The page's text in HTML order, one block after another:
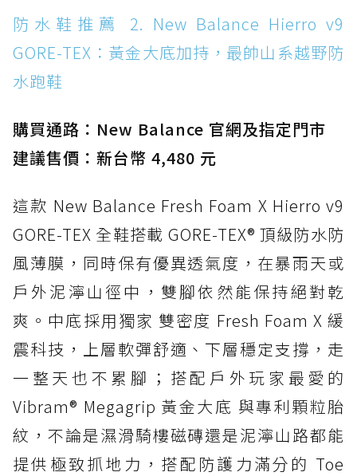
防水鞋推薦 14. SKECHERS BADGER
WATERPROOF：一踩即穿懶人神器！搭載固特
異大底與全防水厚底健走鞋
防水鞋推薦 15. Brooks Cascadia 19 GTX：注
防水鞋推薦 2. New Balance Hierro v9
GORE-TEX：黃金大底加持，最帥山系越野防
水跑鞋
購買通路：New Balance 官網及指定門市
建議售價：新台幣 4,480 元
這款 New Balance Fresh Foam X Hierro v9
GORE-TEX 全鞋搭載 GORE-TEX® 頂級防水防
風薄膜，同時保有優異透氣度，在暴雨天或
戶外泥濘山徑中，雙腳依然能保持絕對乾
爽。中底採用獨家 雙密度 Fresh Foam X 緩
震科技，上層軟彈舒適、下層穩定支撐，走
一整天也不累腳；搭配戶外玩家最愛的
Vibram® Megagrip 黃金大底 與專利顆粒胎
紋，不論是濕滑騎樓磁磚還是泥濘山路都能
提供極致抓地力，搭配防護力滿分的 Toe